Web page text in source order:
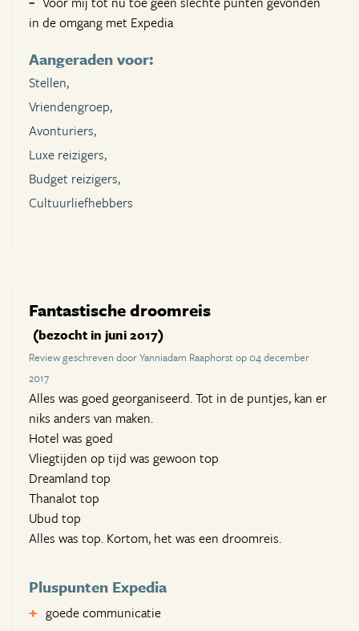
in de omgang met Expedia
Aangeraden voor:
Stellen,
Vriendengroep,
Avonturiers,
Luxe reizigers,
Budget reizigers,
Cultuurliefhebbers
Fantastische droomreis
(bezocht in juni 2017)
Review geschreven door Yanniadam Raaphorst op 04 december
2017
Alles was goed georganiseerd. Tot in de puntjes, kan er
niks anders van maken.
Hotel was goed
Vliegtijden op tijd was gewoon top
Dreamland top
Thanalot top
Ubud top
Alles was top. Kortom, het was een droomreis.
Pluspunten Expedia
goede communicatie